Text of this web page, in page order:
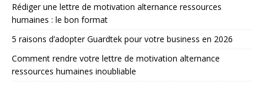
Rédiger une lettre de motivation alternance ressources
humaines : le bon format
5 raisons d’adopter Guardtek pour votre business en 2026
Comment rendre votre lettre de motivation alternance
ressources humaines inoubliable